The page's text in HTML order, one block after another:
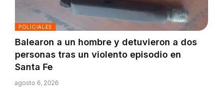
POLICIALES
Balearon a un hombre y detuvieron a dos
personas tras un violento episodio en
Santa Fe
agosto 6, 2026